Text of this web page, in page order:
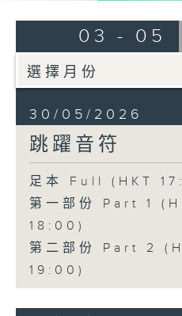
03 - 05
30/05/2026
跳躍音符
足本 Full (HKT
第一部份 Part 1
18:00)
第二部份 Part 2
19:00)